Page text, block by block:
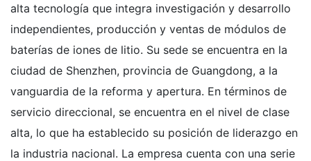
alta tecnología que integra investigación y desarrollo
independientes, producción y ventas de módulos de
baterías de iones de litio. Su sede se encuentra en la
ciudad de Shenzhen, provincia de Guangdong, a la
vanguardia de la reforma y apertura. En términos de
servicio direccional, se encuentra en el nivel de clase
alta, lo que ha establecido su posición de liderazgo en
la industria nacional. La empresa cuenta con una serie